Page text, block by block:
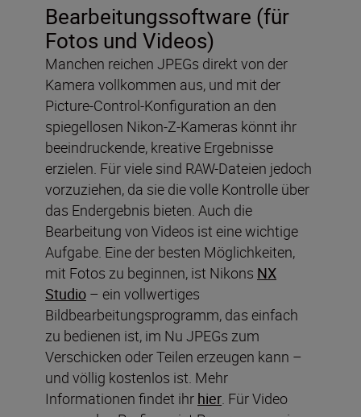
Bearbeitungssoftware (für
Fotos und Videos)
Manchen reichen JPEGs direkt von der
Kamera vollkommen aus, und mit der
Picture-Control-Konfiguration an den
spiegellosen Nikon-Z-Kameras könnt ihr
beeindruckende, kreative Ergebnisse
erzielen. Für viele sind RAW-Dateien jedoch
vorzuziehen, da sie die volle Kontrolle über
das Endergebnis bieten. Auch die
Bearbeitung von Videos ist eine wichtige
Aufgabe. Eine der besten Möglichkeiten,
mit Fotos zu beginnen, ist Nikons NX
Studio – ein vollwertiges
Bildbearbeitungsprogramm, das einfach
zu bedienen ist, im Nu JPEGs zum
Verschicken oder Teilen erzeugen kann –
und völlig kostenlos ist. Mehr
Informationen findet ihr hier. Für Video